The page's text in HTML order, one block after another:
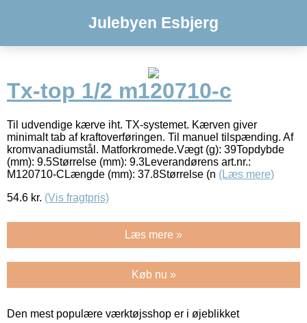
Julebyen Esbjerg
Tx-top 1/2 m120710-c
Til udvendige kærve iht. TX-systemet. Kærven giver
minimalt tab af kraftoverføringen. Til manuel tilspænding. Af
kromvanadiumstål. Matforkromede.Vægt (g): 39Topdybde
(mm): 9.5Størrelse (mm): 9.3Leverandørens art.nr.:
M120710-CLængde (mm): 37.8Størrelse (n (Læs mere)
54.6 kr. (Vis fragtpris)
Læs mere »
Køb nu »
Den mest populære værktøjsshop er i øjeblikket